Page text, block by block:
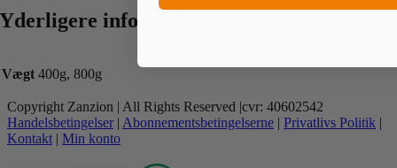
Yderligere information
Vægt 400g, 800g
Copyright Zanzion | All Rights Reserved |cvr: 40602542
Handelsbetingelser | Abonnementsbetingelserne | Privatlivs Politik |
Kontakt | Min konto